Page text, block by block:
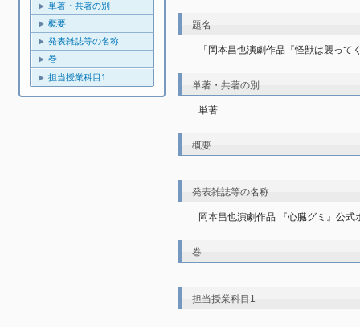
単著・共著の別
概要
発表雑誌等の名称
巻
担当授業科目1
題名
「岡本昌也演劇作品『怪獣は襲って
単著・共著の別
単著
概要
発表雑誌等の名称
岡本昌也演劇作品 『心臓グミ』公式
巻
担当授業科目1